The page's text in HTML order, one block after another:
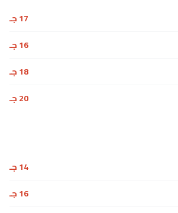
17 جـ
16 جـ
18 جـ
20 جـ
14 جـ
16 جـ